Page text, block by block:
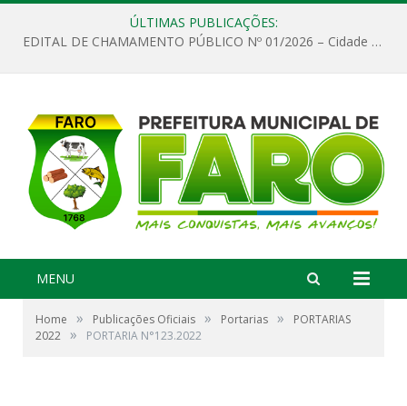
ÚLTIMAS PUBLICAÇÕES:
EDITAL DE CHAMAMENTO PÚBLICO Nº 01/2026 – Cidade de Faro
MENU
Home » Publicações Oficiais » Portarias »
PORTARIAS
2022 » PORTARIA N°123.2022